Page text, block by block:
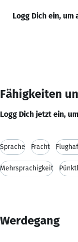
Logg Dich ein, um
Fähigkeiten
Logg Dich jetzt ein,
Sprache Fracht
Mehrsprachigkeit
Werdegang